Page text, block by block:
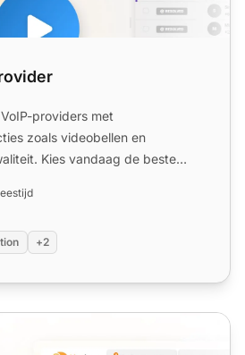
providers met
zoals videobellen en
Kies vandaag de beste
+2